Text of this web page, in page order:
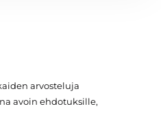
arvosteluja
avoin ehdotuksille,